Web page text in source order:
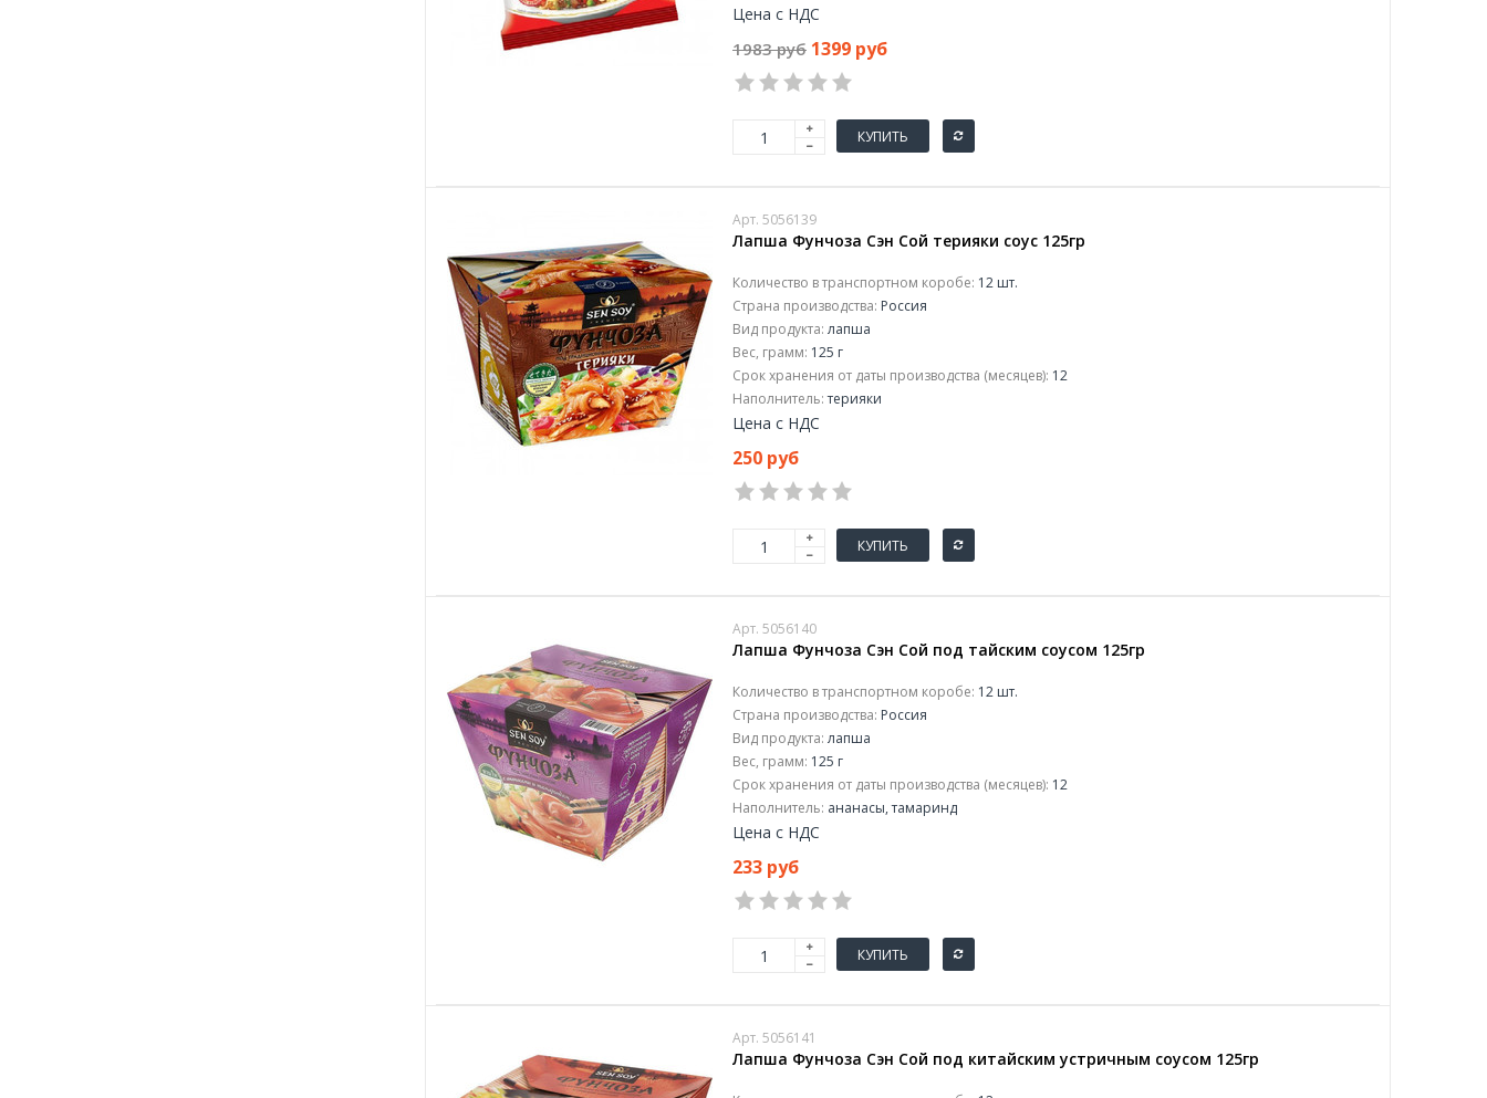
Цена с НДС
1983 руб 1399 руб
КУПИТЬ
Арт. 5056139
Лапша Фунчоза Сэн Сой терияки соус 125гр
Количество в транспортном коробе: 12 шт.
Страна производства: Россия
Вид продукта: лапша
Вес, грамм: 125 г
Срок хранения от даты производства (месяцев): 12
Наполнитель:терияки
Цена с НДС
250 руб
КУПИТЬ
Арт. 5056140
Лапша Фунчоза Сэн Сой под тайским соусом 125гр
Количество в транспортном коробе: 12 шт.
Страна производства: Россия
Вид продукта: лапша
Вес, грамм: 125 г
Срок хранения от даты производства (месяцев): 12
Наполнитель: ананасы, тамаринд
Цена с НДС
233 руб
КУПИТЬ
Арт. 5056141
Лапша Фунчоза Сэн Сой под китайским устричным соусом 125гр